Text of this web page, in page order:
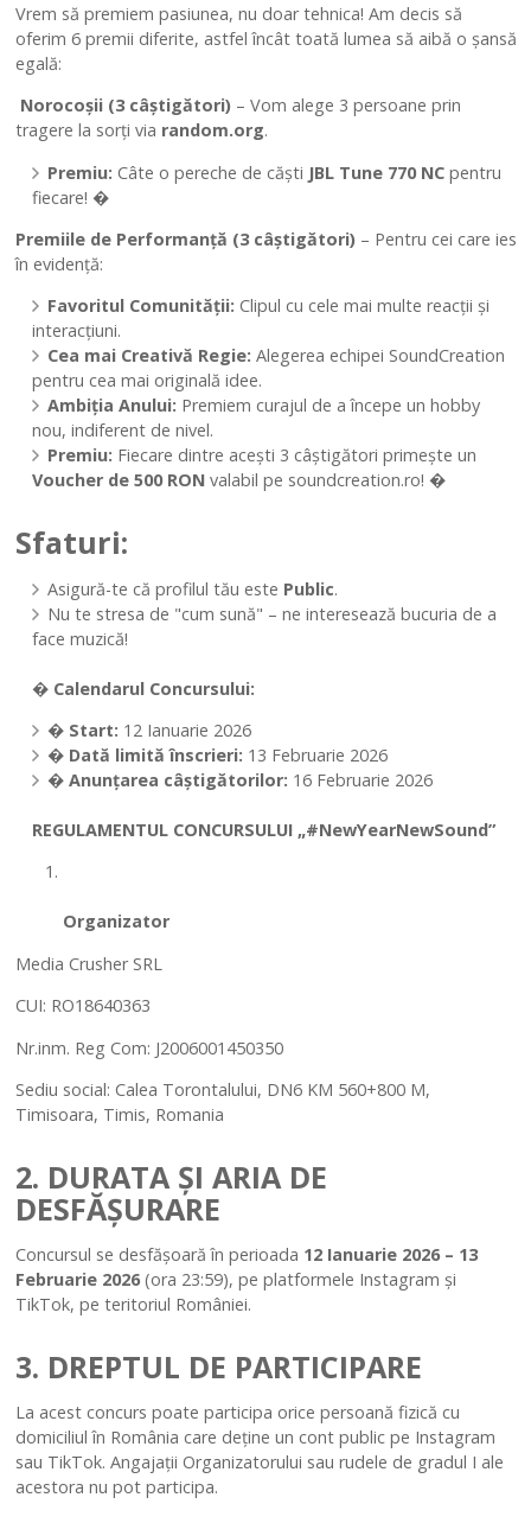
Vrem să premiem pasiunea, nu doar tehnica! Am decis să
oferim 6 premii diferite, astfel încât toată lumea să aibă o șansă
egală:
Norocoșii (3 câștigători)– Vom alege 3 persoane prin
tragere la sorți via random.org.
Premiu: Câte o pereche de căști JBL Tune 770 NCpentru
fiecare! �
Premiile de Performanță (3 câștigători)– Pentru cei care ies
în evidență:
Favoritul Comunității: Clipul cu cele mai multe reacții și
interacțiuni.
Cea mai Creativă Regie: Alegerea echipei SoundCreation
pentru cea mai originală idee.
Ambiția Anului: Premiem curajul de a începe un hobby
nou, indiferent de nivel.
Premiu: Fiecare dintre acești 3 câștigători primește un
Voucher de 500 RONvalabil pe soundcreation.ro! �
Sfaturi:
Asigură-te că profilul tău este Public.
Nu te stresa de "cum sună" – ne interesează bucuria de a
face muzică!
� Calendarul Concursului:
� Start: 12 Ianuarie 2026
� Dată limită înscrieri: 13 Februarie 2026
� Anunțarea câștigătorilor: 16 Februarie 2026
REGULAMENTUL CONCURSULUI „#NewYearNewSound”
Organizator
Media Crusher SRL
CUI: RO18640363
Nr.inm. Reg Com: J2006001450350
Sediu social: Calea Torontalului, DN6 KM 560+800 M,
Timisoara, Timis, Romania
2. DURATA ȘI ARIA DE
DESFĂȘURARE
Concursul se desfășoară în perioada 12 Ianuarie 2026 – 13
Februarie 2026(ora 23:59), pe platformele Instagram și
TikTok, pe teritoriul României.
3. DREPTUL DE PARTICIPARE
La acest concurs poate participa orice persoană fizică cu
domiciliul în România care deține un cont public pe Instagram
sau TikTok. Angajații Organizatorului sau rudele de gradul I ale
acestora nu pot participa.